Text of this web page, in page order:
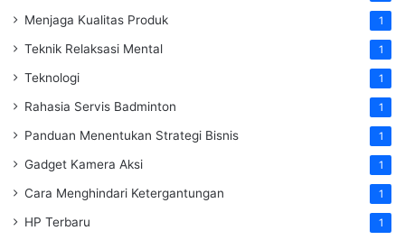
Menjaga Kualitas Produk 1
Teknik Relaksasi Mental 1
Teknologi 1
Rahasia Servis Badminton 1
Panduan Menentukan Strategi Bisnis 1
Gadget Kamera Aksi 1
Cara Menghindari Ketergantungan 1
HP Terbaru 1